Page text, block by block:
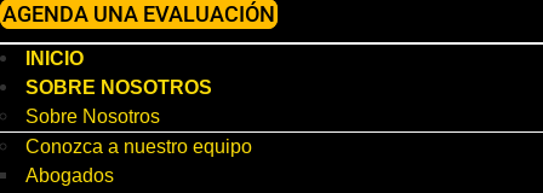
AGENDA UNA EVALUACIÓN
INICIO
SOBRE NOSOTROS
Sobre Nosotros
Conozca a nuestro equipo
Abogados